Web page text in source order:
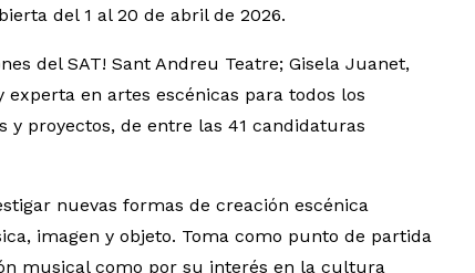
del 1 al 20 de abril de 2026.
del SAT! Sant Andreu Teatre; Gisela Juanet,
experta en artes escénicas para todos los
y proyectos, de entre las 41 candidaturas
nuevas formas de creación escénica
imagen y objeto. Toma como punto de partida
musical como por su interés en la cultura